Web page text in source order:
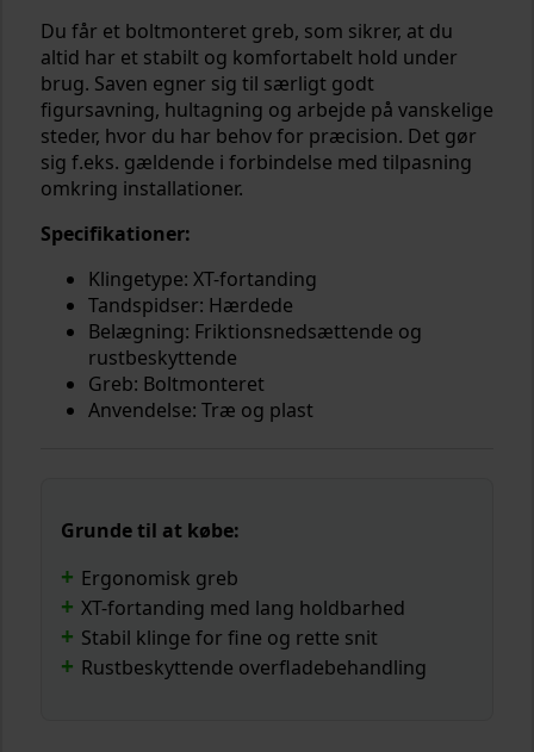
Du får et boltmonteret greb, som sikrer, at du
altid har et stabilt og komfortabelt hold under
brug. Saven egner sig til særligt godt
figursavning, hultagning og arbejde på vanskelige
steder, hvor du har behov for præcision. Det gør
sig f.eks. gældende i forbindelse med tilpasning
omkring installationer.
Specifikationer:
Klingetype: XT-fortanding
Tandspidser: Hærdede
Belægning: Friktionsnedsættende og
rustbeskyttende
Greb: Boltmonteret
Anvendelse: Træ og plast
Grunde til at købe:
Ergonomisk greb
XT-fortanding med lang holdbarhed
Stabil klinge for fine og rette snit
Rustbeskyttende overfladebehandling